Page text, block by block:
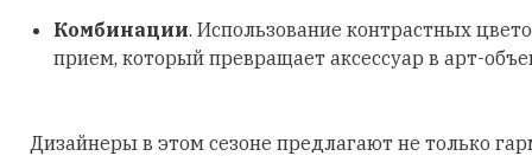
Комбинации. Использование контрастных
прием, который превращает аксессуар в арт-
Дизайнеры в этом сезоне предлагают не только